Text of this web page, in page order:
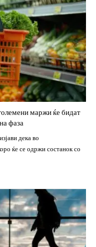
маржи ќе бидат
фаза
дека во
ќе се одржи состанок со